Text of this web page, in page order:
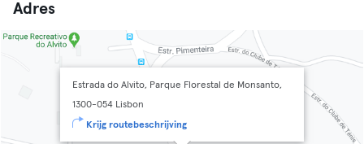
Adres
Estrada do Alvito, Parque Florestal de Monsanto,
1300-054 Lisbon
Krijg routebeschrijving